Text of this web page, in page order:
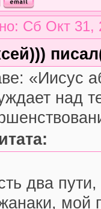
Сб Окт 31,
«Иисус
над
два
мой